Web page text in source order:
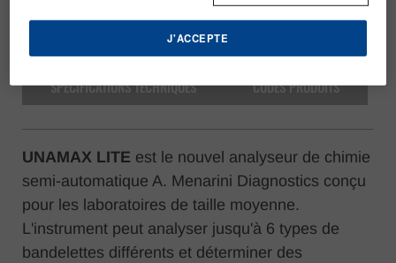
SPÉCIFICATIONS TECHNIQUES
CODES PRODUITS
UNAMAX LITE est le nouvel analyseur de chimie
semi-automatique A. Menarini Diagnostics conçu
pour les laboratoires de taille moyenne.
L'instrument peut analyser jusqu'à 6 types de
bandelettes différents et déterminer des
J'ACCEPTE